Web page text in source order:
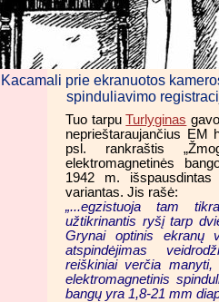
Kacamali prie ekranuotos
spinduliavimo
Tuo tarpuTurlyginas
neprieštaraujančius EM
psl. rankraštis
elektromagnetinės
1942 m.
variantas. Jis rašė:
„...egzistuoja tam
užtikrinantis ryšį tarp
Grynai optinis ekranų
atspindėjimas
reiškiniai verčia
elektromagnetinis
bangų yra 1,8-21 mm